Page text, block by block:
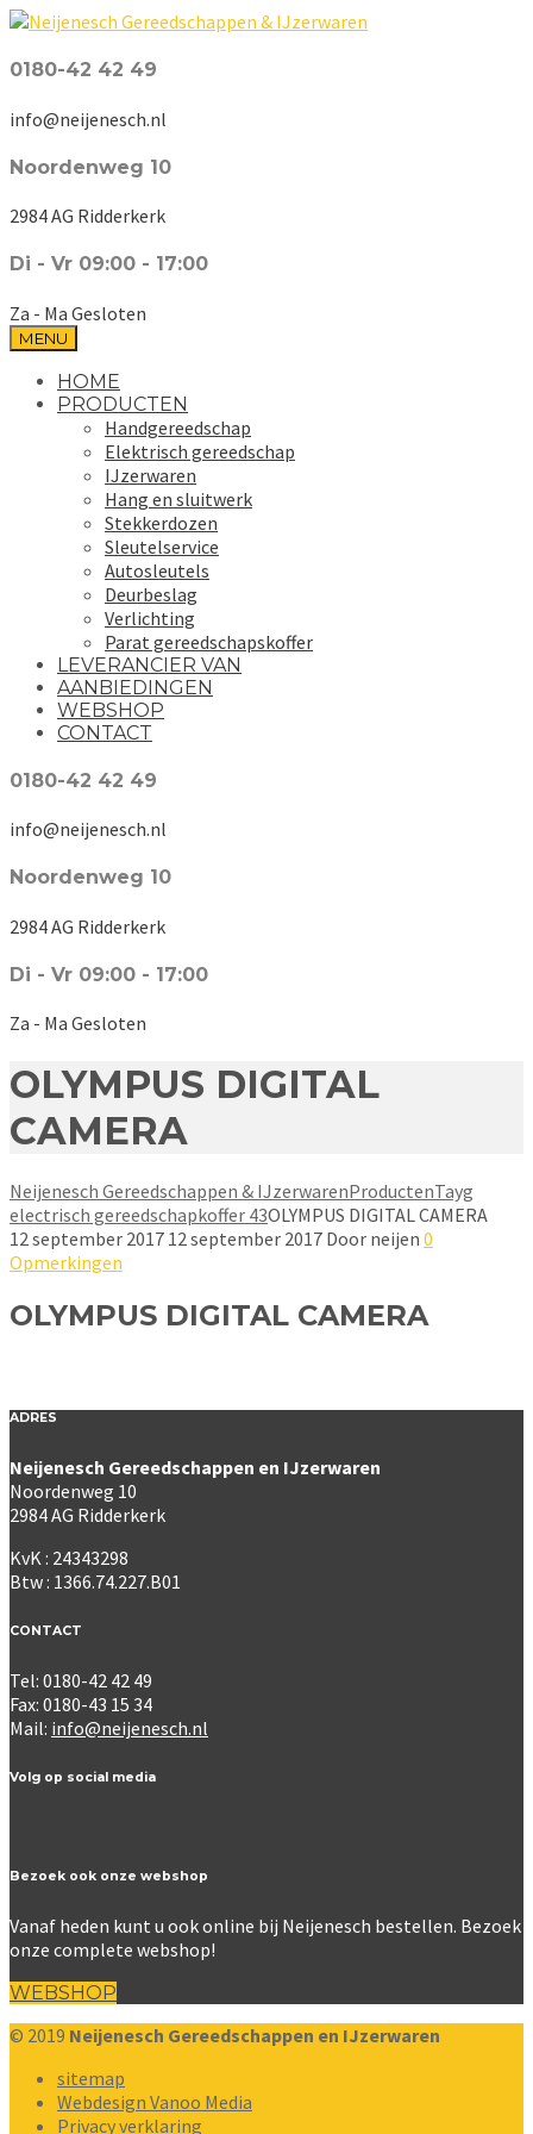
0180-42 42 49
info@neijenesch.nl
Noordenweg 10
2984 AG Ridderkerk
Di - Vr 09:00 - 17:00
Za - Ma Gesloten
MENU
HOME
PRODUCTEN
Handgereedschap
Elektrisch gereedschap
IJzerwaren
Hang en sluitwerk
Stekkerdozen
Sleutelservice
Autosleutels
Deurbeslag
Verlichting
Parat gereedschapskoffer
LEVERANCIER VAN
AANBIEDINGEN
WEBSHOP
CONTACT
0180-42 42 49
info@neijenesch.nl
Noordenweg 10
2984 AG Ridderkerk
Di - Vr 09:00 - 17:00
Za - Ma Gesloten
OLYMPUS DIGITAL
CAMERA
Neijenesch Gereedschappen & IJzerwarenProductenTayg
electrisch gereedschapkoffer 43OLYMPUS DIGITAL CAMERA
12 september 2017 12 september 2017 Door neijen 0
Opmerkingen
OLYMPUS DIGITAL CAMERA
ADRES
Neijenesch Gereedschappen en IJzerwaren
Noordenweg 10
2984 AG Ridderkerk
KvK : 24343298
Btw : 1366.74.227.B01
CONTACT
Tel: 0180-42 42 49
Fax: 0180-43 15 34
Mail: info@neijenesch.nl
Volg op social media
Bezoek ook onze webshop
Vanaf heden kunt u ook online bij Neijenesch bestellen. Bezoek
onze complete webshop!
WEBSHOP
© 2019 Neijenesch Gereedschappen en IJzerwaren
sitemap
Webdesign Vanoo Media
Privacy verklaring